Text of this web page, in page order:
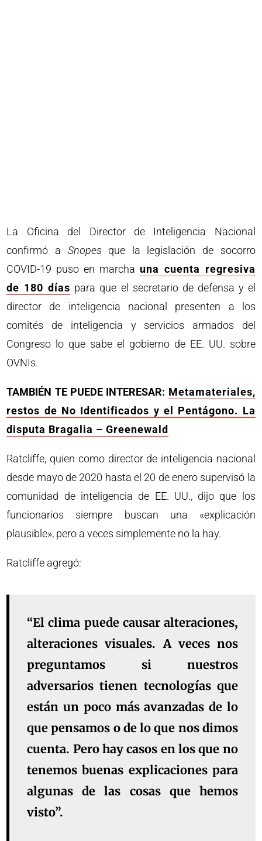
La Oficina del Director de Inteligencia Nacional
confirmó a Snopes que la legislación de socorro
COVID-19 puso en marcha una cuenta regresiva
de 180 días para que el secretario de defensa y el
director de inteligencia nacional presenten a los
comités de inteligencia y servicios armados del
Congreso lo que sabe el gobierno de EE. UU. sobre
OVNIs.
TAMBIÉN TE PUEDE INTERESAR: Metamateriales,
restos de No Identificados y el Pentágono. La
disputa Bragalia – Greenewald
Ratcliffe, quien como director de inteligencia nacional
desde mayo de 2020 hasta el 20 de enero supervisó la
comunidad de inteligencia de EE. UU., dijo que los
funcionarios siempre buscan una «explicación
plausible», pero a veces simplemente no la hay.
Ratcliffe agregó:
“El clima puede causar alteraciones,
alteraciones visuales. A veces nos
preguntamos si nuestros
adversarios tienen tecnologías que
están un poco más avanzadas de lo
que pensamos o de lo que nos dimos
cuenta. Pero hay casos en los que no
tenemos buenas explicaciones para
algunas de las cosas que hemos
visto”.